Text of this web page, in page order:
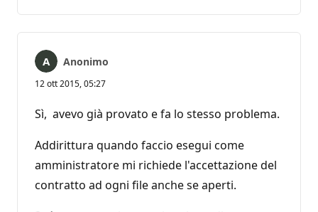
Anonimo
12 ott 2015, 05:27
Sì, avevo già provato e fa lo stesso problema.
Addirittura quando faccio esegui come
amministratore mi richiede l'accettazione del
contratto ad ogni file anche se aperti.